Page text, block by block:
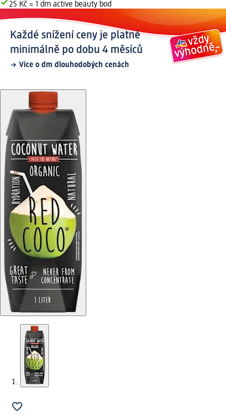
25 Kč = 1 dm active beauty bod
Každé snížení ceny je platné
minimálně po dobu 4 měsíců
Více o dm dlouhodobých cenách